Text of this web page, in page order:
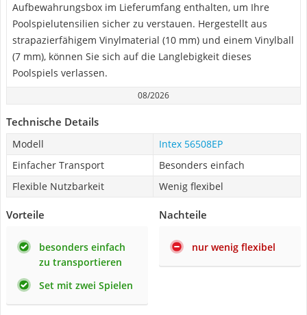
Aufbewahrungsbox im Lieferumfang enthalten, um Ihre
Poolspielutensilien sicher zu verstauen. Hergestellt aus
strapazierfähigem Vinylmaterial (10 mm) und einem Vinylball
(7 mm), können Sie sich auf die Langlebigkeit dieses
Poolspiels verlassen.
08/2026
Technische Details
Modell
Intex 56508EP
Einfacher Transport
Besonders einfach
Flexible Nutzbarkeit
Wenig flexibel
Vorteile
besonders einfach
zu transportieren
Set mit zwei Spielen
Nachteile
nur wenig flexibel